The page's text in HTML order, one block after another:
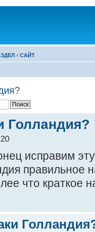
‹ САЙТ
Голландия?
исправим
правильное
что краткое